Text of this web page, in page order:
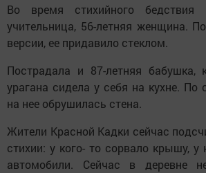
Во время стихийного бедствия
учительница, 56-летняя женщина.
версии, ее придавило стеклом.
Пострадала и 87-летняя бабушка,
урагана сидела у себя на кухне. По
на нее обрушилась стена.
Жители Красной Кадки сейчас
стихии: у кого- то сорвало крышу, у
автомобили. Сейчас в деревне